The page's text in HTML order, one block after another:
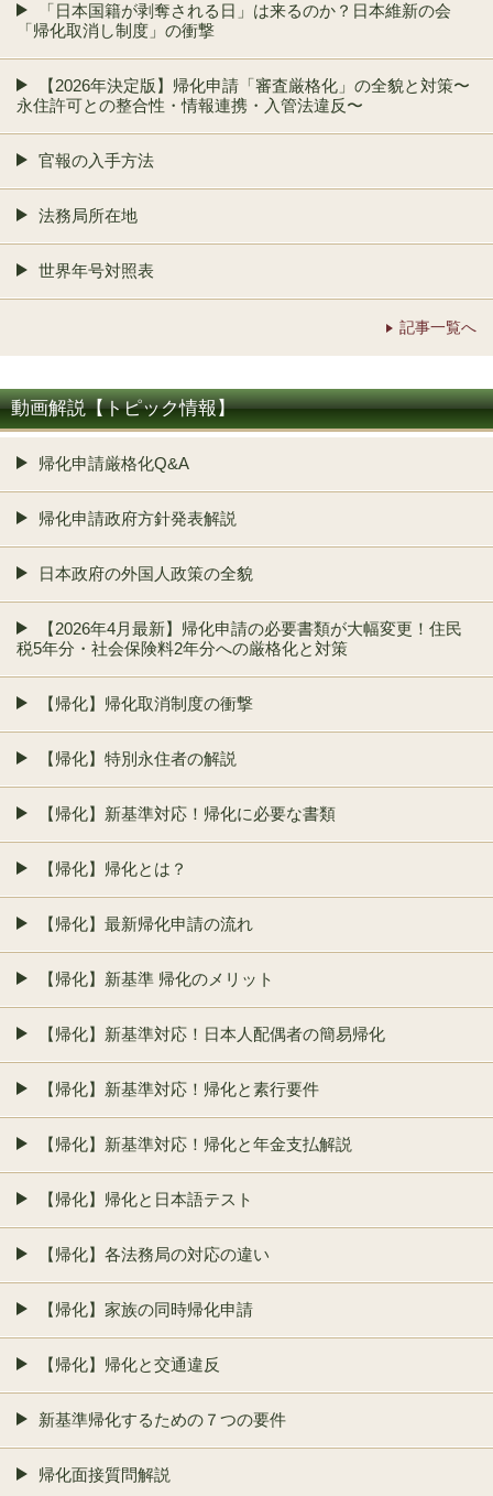
「日本国籍が剥奪される日」は来るのか？日本維新の会
「帰化取消し制度」の衝撃
【2026年決定版】帰化申請「審査厳格化」の全貌と対策〜
永住許可との整合性・情報連携・入管法違反〜
官報の入手方法
法務局所在地
世界年号対照表
記事一覧へ
動画解説【トピック情報】
帰化申請厳格化Q&A
帰化申請政府方針発表解説
日本政府の外国人政策の全貌
【2026年4月最新】帰化申請の必要書類が大幅変更！住民
税5年分・社会保険料2年分への厳格化と対策
【帰化】帰化取消制度の衝撃
【帰化】特別永住者の解説
【帰化】新基準対応！帰化に必要な書類
【帰化】帰化とは？
【帰化】最新帰化申請の流れ
【帰化】新基準 帰化のメリット
【帰化】新基準対応！日本人配偶者の簡易帰化
【帰化】新基準対応！帰化と素行要件
【帰化】新基準対応！帰化と年金支払解説
【帰化】帰化と日本語テスト
【帰化】各法務局の対応の違い
【帰化】家族の同時帰化申請
【帰化】帰化と交通違反
新基準帰化するための７つの要件
帰化面接質問解説